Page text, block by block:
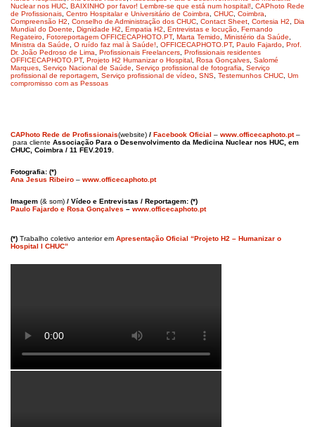
Nuclear nos HUC BAIXINHO por favor! Lembre-se que está num hospital!
CAPhoto Rede
de Profissionais Centro Hospitalar e Universitário de Coimbra CHUC Coimbra
Compreensão H2
Conselho de Administração dos CHUC Contact Sheet Cortesia H2
Dia
Mundial do Doente
Dignidade H2 Empatia H2 Entrevistas e locução Fernando
Regateiro Fotoreportagem OFFICECAPHOTO.PT, Marta Temido Ministério da Saúde
Ministra da Saúde
O ruído faz mal à Saúde! OFFICECAPHOTO.PT, Paulo Fajardo Prof.
Dr. João Pedroso de Lima
Profissionais Freelancers Profissionais residentes
OFFICECAPHOTO.PT, Projeto H2 Humanizar o Hospital Rosa Gonçalves Salomé
Marques Serviço Nacional de Saúde Serviço profissional de fotografia
Serviço
profissional de reportagem Serviço profissional de vídeo SNS Testemunhos CHUC Um
compromisso com as Pessoas
CAPhoto Rede de Profissionais(website) / Facebook Oficial – www.officecaphoto.pt–
para cliente Associação Para o Desenvolvimento da Medicina Nuclear nos HUC, em
CHUC, Coimbra / 11 FEV.2019.
Fotografia: (*)
Ana Jesus Ribeiro – www.officecaphoto.pt
Imagem (& som) / Vídeo e Entrevistas / Reportagem: (*)
Paulo Fajardo e Rosa Gonçalves – www.officecaphoto.pt
(*) Trabalho coletivo anterior em Apresentação Oficial “Projeto H2 – Humanizar o
Hospital I CHUC”